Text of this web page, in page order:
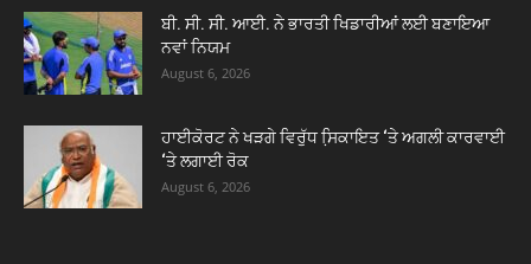
ਬੀ. ਸੀ. ਸੀ. ਆਈ. ਨੇ ਭਾਰਤੀ ਖਿਡਾਰੀਆਂ ਲਈ ਬਣਾਇਆ
ਨਵਾਂ ਨਿਯਮ
August 6, 2026
ਹਾਈਕੋਰਟ ਨੇ ਖੜਗੇ ਵਿਰੁੱਧ ਸਿ਼ਕਾਇਤ ‘ਤੇ ਅਗਲੀ ਕਾਰਵਾਈ
‘ਤੇ ਲਗਾਈ ਰੋਕ
August 6, 2026